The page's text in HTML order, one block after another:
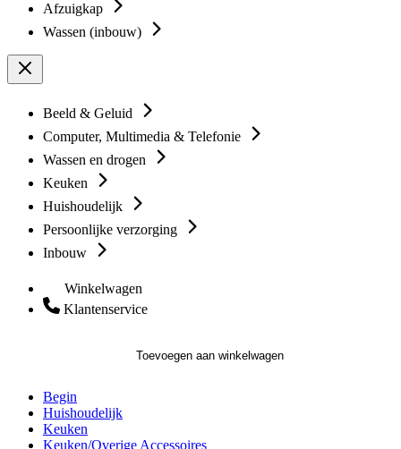
Afzuigkap
Wassen (inbouw)
Beeld & Geluid
Computer, Multimedia & Telefonie
Wassen en drogen
Keuken
Huishoudelijk
Persoonlijke verzorging
Inbouw
Winkelwagen
Klantenservice
Toevoegen aan winkelwagen
Begin
Huishoudelijk
Keuken
Keuken/Overige Accessoires